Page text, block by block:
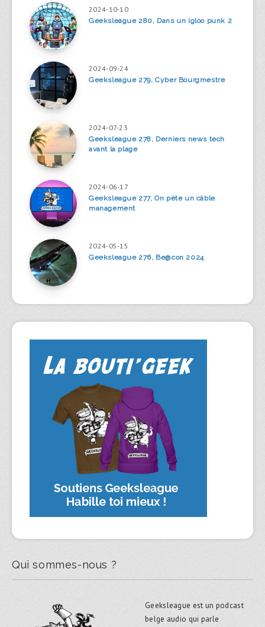
2024-10-10
Geeksleague 280, Dans un igloo punk 2
2024-09-24
Geeksleague 279, Cyber Bourgmestre
2024-07-23
Geeksleague 278, Derniers news tech
avant la plage
2024-06-17
Geeksleague 277, On pète un câble
management
2024-05-15
Geeksleague 276, Be@con 2024
Qui sommes-nous ?
Geeksleague est un podcast
belge audio qui parle